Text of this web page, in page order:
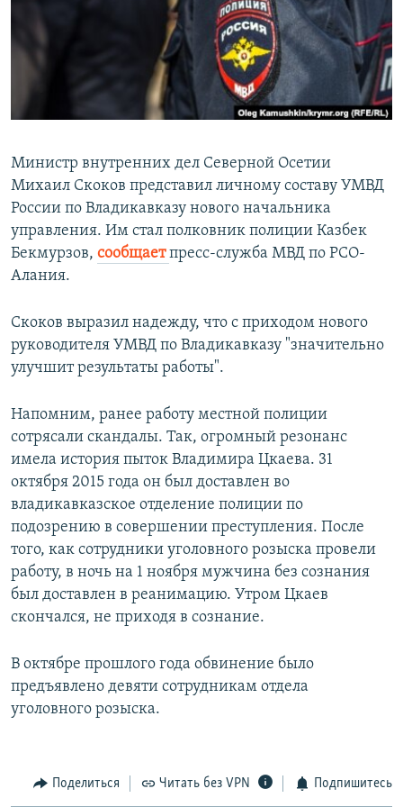
РАСПИСАНИЕ ВЕЩАНИЯ
ПОДПИШИТЕСЬ НА РАССЫЛКУ
Все сайты РСЕ/РС
Министр внутренних дел Северной Осетии
Михаил Скоков представил личному составу УМВД
России по Владикавказу нового начальника
управления. Им стал полковник полиции Казбек
Бекмурзов, сообщаетпресс-служба МВД по РСО-
Алания.
Скоков выразил надежду, что с приходом нового
руководителя УМВД по Владикавказу "значительно
улучшит результаты работы".
Напомним, ранее работу местной полиции
сотрясали скандалы. Так, огромный резонанс
имела история пыток Владимира Цкаева. 31
октября 2015 года он был доставлен во
владикавказское отделение полиции по
подозрению в совершении преступления. После
того, как сотрудники уголовного розыска провели
работу, в ночь на 1 ноября мужчина без сознания
был доставлен в реанимацию. Утром Цкаев
скончался, не приходя в сознание.
В октябре прошлого года обвинение было
предъявлено девяти сотрудникам отдела
уголовного розыска.
Поделиться Читать без VPN Подпишитесь